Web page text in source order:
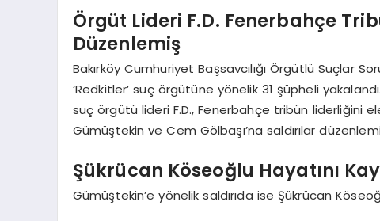
Örgüt Lideri F.D. Fenerbahçe
Düzenlemiş
Bakırköy Cumhuriyet Başsavcılığı Örgütlü Suçlar
‘Redkitler’ suç örgütüne yönelik 31 şüpheli
suç örgütü lideri F.D., Fenerbahçe tribün liderliğini
Gümüştekin ve Cem Gölbaşı’na saldırılar
Şükrücan Köseoğlu Hayatını
Gümüştekin’e yönelik saldırıda ise Şükrücan